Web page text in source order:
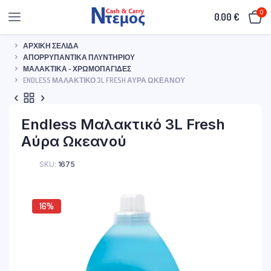
0.00€ 0
ΑΡΧΙΚΉ ΣΕΛΊΔΑ
ΑΠΟΡΡΥΠΑΝΤΙΚΆ ΠΛΥΝΤΗΡΊΟΥ
ΜΑΛΑΚΤΙΚΆ - ΧΡΩΜΟΠΑΓΊΔΕΣ
ENDLESS ΜΑΛΑΚΤΙΚΌ 3L FRESH ΑΎΡΑ ΩΚΕΑΝΟΎ
Endless Μαλακτικό 3L Fresh
Αύρα Ωκεανού
SKU: 1675
16%